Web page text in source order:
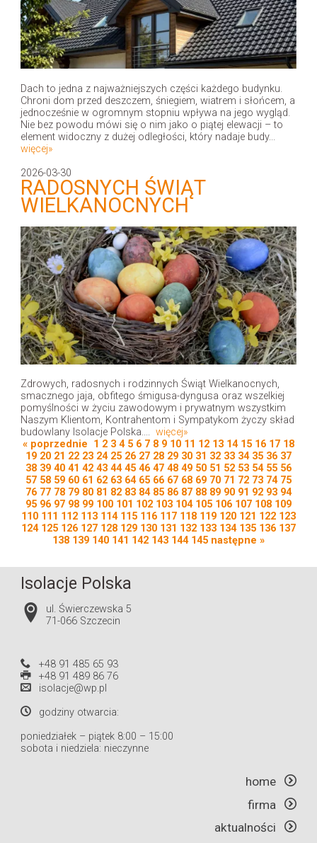
Dach to jedna z najważniejszych części każdego budynku.
Chroni dom przed deszczem, śniegiem, wiatrem i słońcem, a
jednocześnie w ogromnym stopniu wpływa na jego wygląd.
Nie bez powodu mówi się o nim jako o piątej elewacji – to
element widoczny z dużej odległości, który nadaje budy...
więcej»
2026-03-30
RADOSNYCH ŚWIĄT
WIELKANOCNYCH
Zdrowych, radosnych i rodzinnych Świąt Wielkanocnych,
smacznego jaja, obfitego śmigusa-dyngusa oraz wszelkiej
pomyślności w życiu zawodowym i prywatnym wszystkim
Naszym Klientom, Kontrahentom i Sympatykom życzy skład
budowlany Isolacje Polska.... więcej»
« poprzednie 1 2 3 4 5 6 7 8 9 10 11 12 13 14 15 16 17 18
19 20 21 22 23 24 25 26 27 28 29 30 31 32 33 34 35 36 37
38 39 40 41 42 43 44 45 46 47 48 49 50 51 52 53 54 55 56
57 58 59 60 61 62 63 64 65 66 67 68 69 70 71 72 73 74 75
76 77 78 79 80 81 82 83 84 85 86 87 88 89 90 91 92 93 94
95 96 97 98 99 100 101 102 103 104 105 106 107 108 109
110 111 112 113 114 115 116 117 118 119 120 121 122 123
124 125 126 127 128 129 130 131 132 133 134 135 136 137
138 139 140 141 142 143 144 145 następne »
Isolacje Polska
ul. Świerczewska 5
71-066 Szczecin
+48 91 485 65 93
+48 91 489 86 76
isolacje@wp.pl
godziny otwarcia:
poniedziałek – piątek 8:00 – 15:00
sobota i niedziela: nieczynne
home
firma
aktualności